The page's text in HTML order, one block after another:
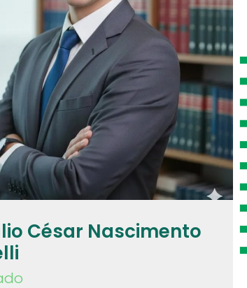
César Nascimento